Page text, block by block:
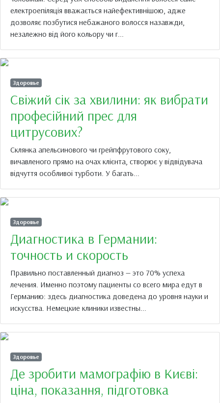
електроепіляція вважається найефективнішою, адже
дозволяє позбутися небажаного волосся назавжди,
незалежно від його кольору чи г...
Здоровье
Свіжий сік за хвилини: як вибрати
професійний прес для
цитрусових?
Склянка апельсинового чи грейпфрутового соку,
вичавленого прямо на очах клієнта, створює у відвідувача
відчуття особливої турботи. У багать...
Здоровье
Диагностика в Германии:
точность и скорость
Правильно поставленный диагноз — это 70% успеха
лечения. Именно поэтому пациенты со всего мира едут в
Германию: здесь диагностика доведена до уровня науки и
искусства. Немецкие клиники известны...
Здоровье
Де зробити мамографію в Києві:
ціна, показання, підготовка